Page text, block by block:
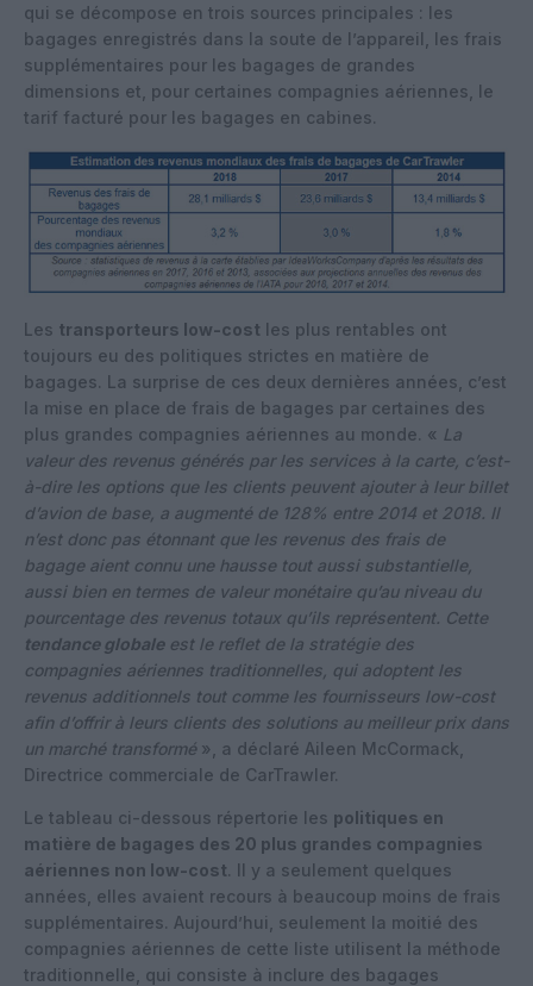
qui se décompose en trois sources principales : les
bagages enregistrés dans la soute de l’appareil, les frais
supplémentaires pour les bagages de grandes
dimensions et, pour certaines compagnies aériennes, le
tarif facturé pour les bagages en cabines.
Les transporteurs low-cost les plus rentables ont
toujours eu des politiques strictes en matière de
bagages. La surprise de ces deux dernières années, c’est
la mise en place de frais de bagages par certaines des
plus grandes compagnies aériennes au monde. « La
valeur des revenus générés par les services à la carte, c’est-
à-dire les options que les clients peuvent ajouter à leur billet
d’avion de base, a augmenté de 128% entre 2014 et 2018. Il
n’est donc pas étonnant que les revenus des frais de
bagage aient connu une hausse tout aussi substantielle,
aussi bien en termes de valeur monétaire qu’au niveau du
pourcentage des revenus totaux qu’ils représentent. Cette
tendance globaleest le reflet de la stratégie des
compagnies aériennes traditionnelles, qui adoptent les
revenus additionnels tout comme les fournisseurs low-cost
afin d’offrir à leurs clients des solutions au meilleur prix dans
un marché transformé », a déclaré Aileen McCormack,
Directrice commerciale de CarTrawler.
Le tableau ci-dessous répertorie les politiques en
matière de bagages des 20 plus grandes compagnies
aériennes non low-cost. Il y a seulement quelques
années, elles avaient recours à beaucoup moins de frais
supplémentaires. Aujourd’hui, seulement la moitié des
compagnies aériennes de cette liste utilisent la méthode
traditionnelle, qui consiste à inclure des bagages